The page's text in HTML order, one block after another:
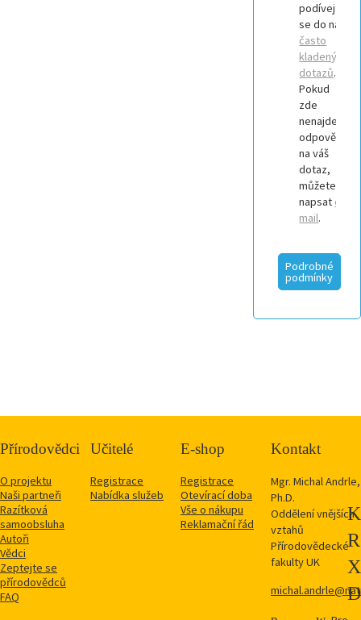
podívejte
se do našich
často
kladených
dotazů.
Pokud
zde
nenajdete
odpověď
na váš
dotaz,
můžete nám
napsat e-
mail.
Podrobné
podmínky
Přírodovědci
O projektu
Naši partneři
Razítková
samoobsluha
Autoři
Vědci
Zeptejte se
přírodovědců
FAQ
Učitelé
Registrace
Nabídka služeb
E-shop
Registrace
Otevírací doba
Vše o nákupu
Reklamační řád
Kontakt
Mgr. Michal Andrle,
Ph.D.
Oddělení vnějších
vztahů
Přírodovědecké
fakulty UK